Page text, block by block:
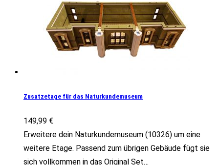
Zusatzetage für das Naturkundemuseum
149,99 €
Erweitere dein Naturkundemuseum (10326) um eine
weitere Etage. Passend zum übrigen Gebäude fügt sie
sich vollkommen in das Original Set…